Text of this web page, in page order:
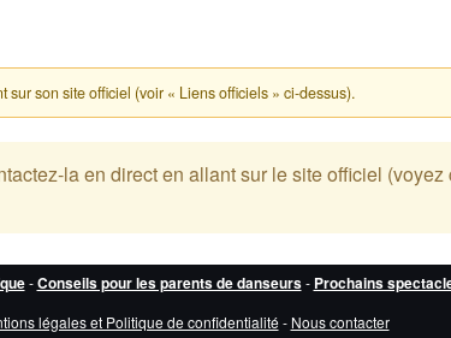
son site officiel (voir « Liens officiels » ci-dessus).
la en direct en allant sur le site officiel (voyez
-Conseils pour les parents de danseurs- Prochains
légales et Politique de confidentialité - Nous contacter